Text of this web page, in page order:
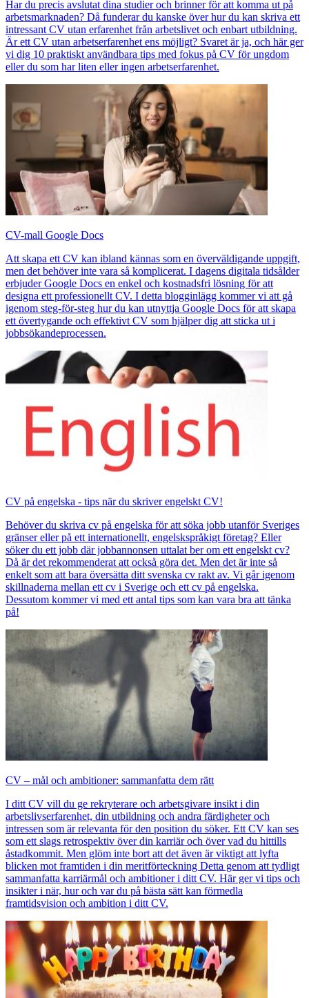
Har du precis avslutat dina studier och brinner för att komma ut på
arbetsmarknaden? Då funderar du kanske över hur du kan skriva ett
intressant CV utan erfarenhet från arbetslivet och enbart utbildning.
Är ett CV utan arbetserfarenhet ens möjligt? Svaret är ja, och här ger
vi dig 10 praktiskt användbara tips med fokus på CV för ungdom
eller du som har liten eller ingen arbetserfarenhet.
CV-mall Google Docs
Att skapa ett CV kan ibland kännas som en överväldigande uppgift,
men det behöver inte vara så komplicerat. I dagens digitala tidsålder
erbjuder Google Docs en enkel och kostnadsfri lösning för att
designa ett professionellt CV. I detta blogginlägg kommer vi att gå
igenom steg-för-steg hur du kan utnyttja Google Docs för att skapa
ett övertygande och effektivt CV som hjälper dig att sticka ut i
jobbsökandeprocessen.
CV på engelska - tips när du skriver engelskt CV!
Behöver du skriva cv på engelska för att söka jobb utanför Sveriges
gränser eller på ett internationellt, engelskspråkigt företag? Eller
söker du ett jobb där jobbannonsen uttalat ber om ett engelskt cv?
Då är det rekommenderat att också göra det. Men det är inte så
enkelt som att bara översätta ditt svenska cv rakt av. Vi går igenom
skillnaderna mellan ett cv i Sverige och ett cv på engelska.
Dessutom kommer vi med ett antal tips som kan vara bra att tänka
på!
CV – mål och ambitioner: sammanfatta dem rätt
I ditt CV vill du ge rekryterare och arbetsgivare insikt i din
arbetslivserfarenhet, din utbildning och andra färdigheter och
intressen som är relevanta för den position du söker. Ett CV kan ses
som ett slags retrospektiv över din karriär och över vad du hittills
åstadkommit. Men glöm inte bort att det även är viktigt att lyfta
blicken mot framtiden i din meritförteckning Detta genom att tydligt
sammanfatta karriärmål och ambitioner i ditt CV. Här ger vi tips och
insikter i när, hur och var du på bästa sätt kan förmedla
framtidsvision och ambition i ditt CV.